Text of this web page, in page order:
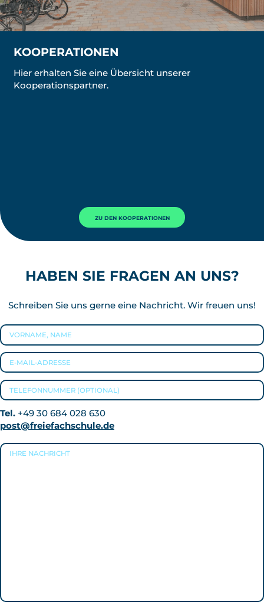
KOOPERATIONEN
Hier erhalten Sie eine Übersicht unserer
Kooperationspartner.
ZU DEN KOOPERATIONEN
HABEN SIE FRAGEN AN UNS?
Schreiben Sie uns gerne eine Nachricht. Wir freuen uns!
Tel. +49 30 684 028 630
post@freiefachschule.de